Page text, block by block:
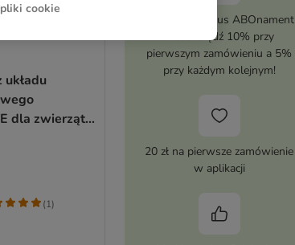
dla zwierząt
(1)
Aktywuj zooplus ABOnament
i zaoszczędź 10% przy
pierwszym zamówieniu a 5%
przy każdym kolejnym!
20 zł na pierwsze zamówienie
w aplikacji
cookie